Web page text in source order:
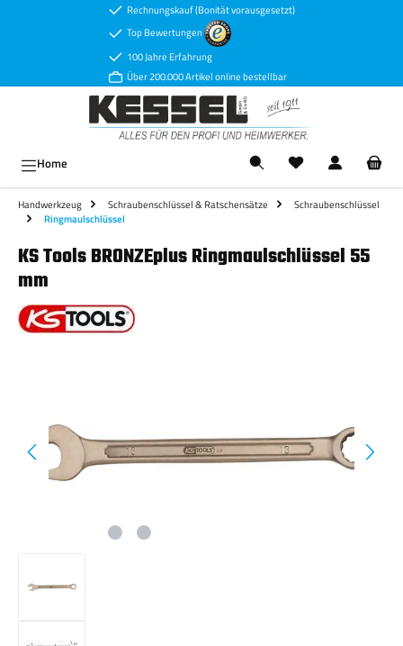
Zum Hauptinhalt springenRechnungskauf (Bonität vorausgesetzt)
Top Bewertungen
100 Jahre Erfahrung
Über 200.000 Artikel online bestellbar
Home
Handwerkzeug Schraubenschlüssel & Ratschensätze
Schraubenschlüssel
Ringmaulschlüssel
KS Tools BRONZEplus Ringmaulschlüssel 55
mm